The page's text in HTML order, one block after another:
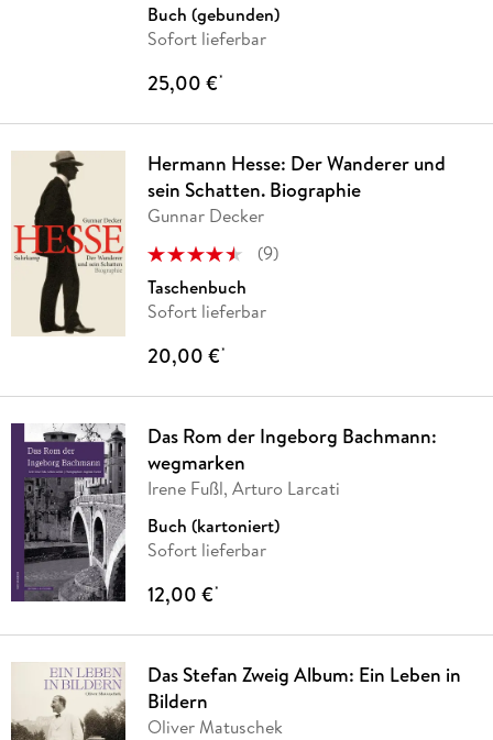
Buch (gebunden)
Sofort lieferbar
25,00 €*
Hermann Hesse: Der Wanderer und
sein Schatten. Biographie
Gunnar Decker
(9)
Taschenbuch
Sofort lieferbar
20,00 €*
Das Rom der Ingeborg Bachmann:
wegmarken
Irene Fußl, Arturo Larcati
Buch (kartoniert)
Sofort lieferbar
12,00 €*
Das Stefan Zweig Album: Ein Leben in
Bildern
Oliver Matuschek